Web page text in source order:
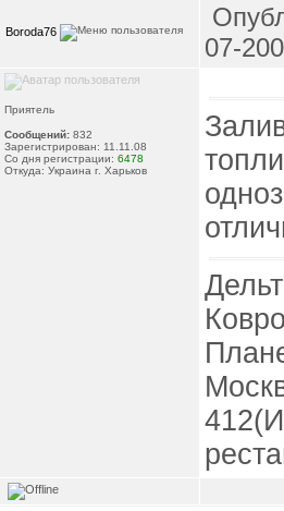
Boroda76
07-
Приятель
Сообщений: 832
Зарегистрирован: 11.11.08
Со дня регистрации: 6478
Откуда: Украина г. Харьков